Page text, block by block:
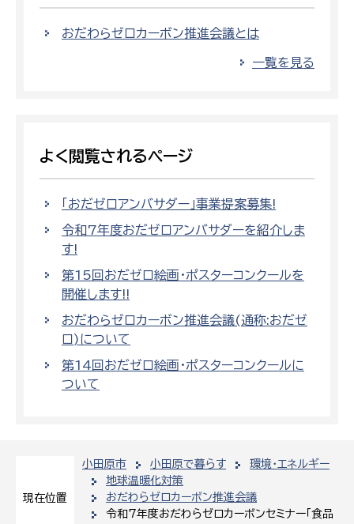
現在位置
小田原市 小田原で暮らす
環境・エネルギー
地球温暖化対策
おだわらゼロカーボン推進会議
令和7年度おだわらゼロカーボンセミナー「食品
おだわらゼロカーボン推進会議とは
一覧を見る
よく閲覧されるページ
「おだゼロアンバサダー」事業提案募集!
令和7年度おだゼロアンバサダーを紹介しま
す!
第15回おだゼロ絵画・ポスターコンクールを
開催します!!
おだわらゼロカーボン推進会議(通称:おだゼ
ロ)について
第14回おだゼロ絵画・ポスターコンクールに
ついて